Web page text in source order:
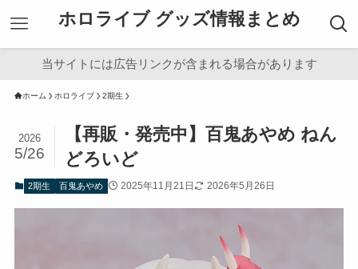
ホロライブ グッズ情報まとめ
当サイトには広告リンクが含まれる場合があります
ホーム ホロライブ 2期生
【再販・発売中】百鬼あやめ ねん
どろいど
2026
5/26
2期生 百鬼あやめ 2025年11月21日 2026年5月26日